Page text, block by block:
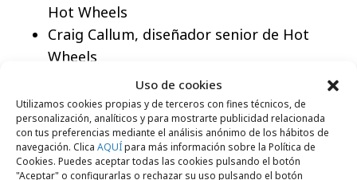
Uso de cookies
Utilizamos cookies propias y de terceros con fines técnicos, de
personalización, analíticos y para mostrarte publicidad relacionada
con tus preferencias mediante el análisis anónimo de los hábitos de
navegación. Clica AQUÍpara más información sobre la Política de
Cookies. Puedes aceptar todas las cookies pulsando el botón
"Aceptar" o configurarlas o rechazar su uso pulsando el botón
Hot Wheels
Craig Callum, diseñador senior de Hot
Wheels
El Hot Wheels Legends Tour 2025 estuvo
presente en 16 países, incluyendo 11 paradas
regionales en Estados Unidos para celebrar
a los amantes del motor a nivel mundial